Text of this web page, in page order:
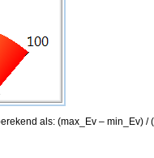
als: (max_Ev – min_Ev) /